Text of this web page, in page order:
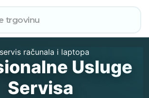
Usluge
Servisa